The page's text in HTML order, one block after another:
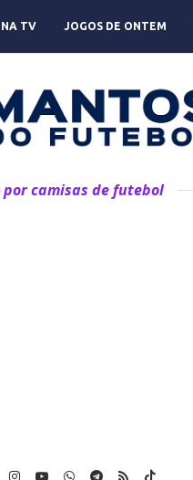
NA TV JOGOS DE ONTEM
por camisas de futebol